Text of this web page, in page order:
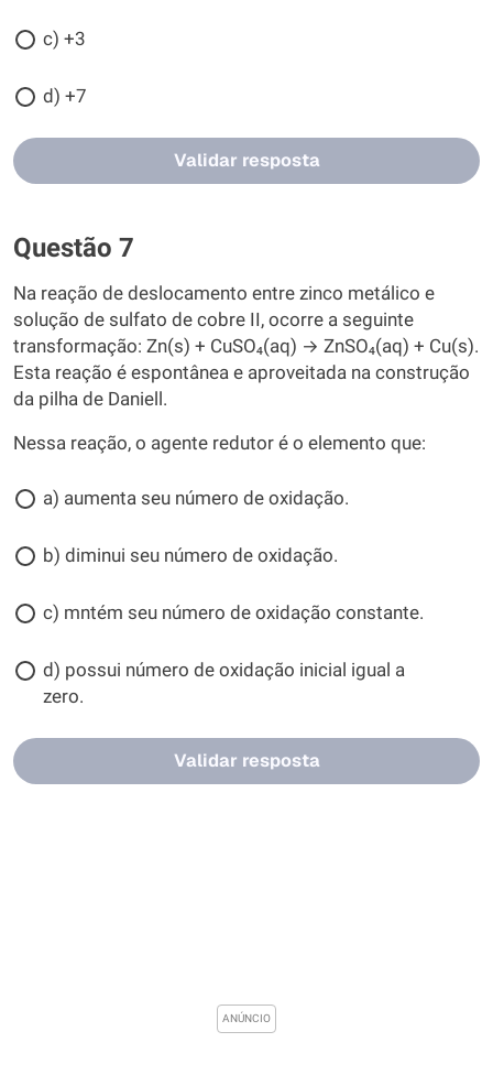
c) +3
d) +7
Validar resposta
Questão 7
Na reação de deslocamento entre zinco metálico e
solução de sulfato de cobre II, ocorre a seguinte
transformação: Zn(s) + CuSO₄(aq) → ZnSO₄(aq) + Cu(s).
Esta reação é espontânea e aproveitada na construção
da pilha de Daniell.
Nessa reação, o agente redutor é o elemento que:
a) aumenta seu número de oxidação.
b) diminui seu número de oxidação.
c) mntém seu número de oxidação constante.
d) possui número de oxidação inicial igual a
zero.
Validar resposta